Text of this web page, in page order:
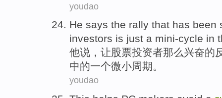
youdao
He says the rally that has been
investors is just a mini-cycle in
他说 ， 让股票投资者那么兴奋的
中的一个微小周期。
youdao